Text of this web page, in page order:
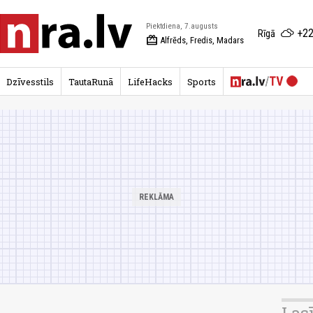
Piektdiena, 7.augusts
redeem Alfrēds, Fredis, Madars
Rīgā
Dzīvesstils TautaRunā LifeHacks Sports